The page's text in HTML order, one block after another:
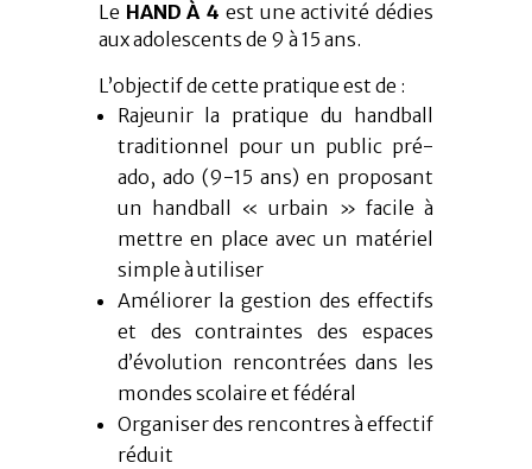
Le HAND À 4 est une activité dédies
aux adolescents de 9 à 15 ans.
L’objectif de cette pratique est de :
Rajeunir la pratique du handball
traditionnel pour un public pré-
ado, ado (9-15 ans) en proposant
un handball « urbain » facile à
mettre en place avec un matériel
simple à utiliser
Améliorer la gestion des effectifs
et des contraintes des espaces
d’évolution rencontrées dans les
mondes scolaire et fédéral
Organiser des rencontres à effectif
réduit